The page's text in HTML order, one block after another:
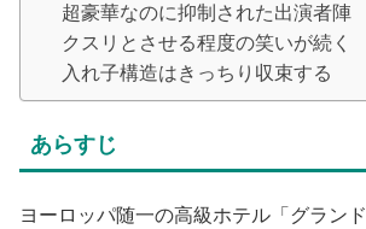
超豪華なのに抑制された出演者陣
クスリとさせる程度の笑いが続く
入れ子構造はきっちり収束する
あらすじ
ヨーロッパ随一の高級ホテル「グラン